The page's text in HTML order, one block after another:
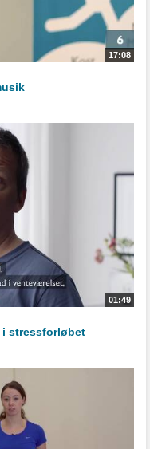
17:08
01:49
i stressforløbet